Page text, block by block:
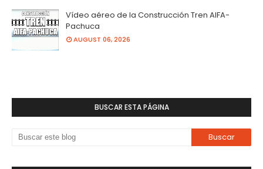
Vídeo aéreo de la Construcción Tren AIFA-
Pachuca
AUGUST 06, 2026
BUSCAR ESTA PÁGINA